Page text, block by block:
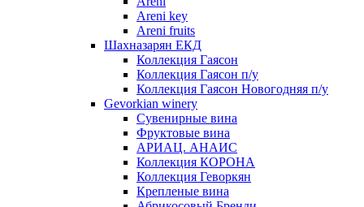
Areni key
Areni fruits
Шахназарян ЕКД
Коллекция Гаясон
Коллекция Гаясон п/у
Коллекция Гаясон Новогодняя п/у
Gevorkian winery
Сувенирные вина
Фруктовые вина
АРИАЦ. АНАИС
Коллекция КОРОНА
Коллекция Геворкян
Крепленые вина